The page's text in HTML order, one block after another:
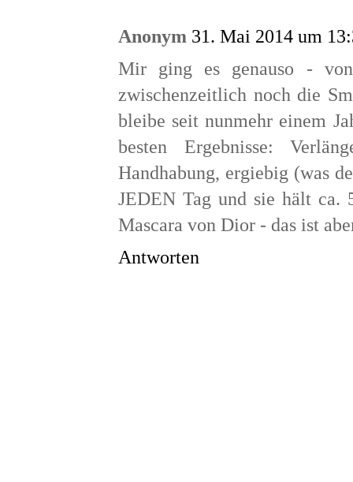
Anonym 31. Mai 2014 um
Mir ging es genauso -
zwischenzeitlich noch die
bleibe seit nunmehr einem
besten Ergebnisse:
Handhabung, ergiebig (was
JEDEN Tag und sie hält
Mascara von Dior - das ist
Antworten